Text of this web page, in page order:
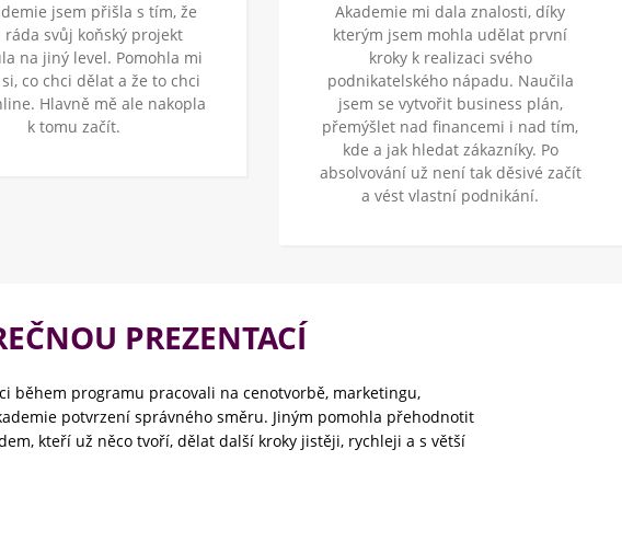
jsem přišla s tím, že
ráda svůj koňský projekt
na jiný level. Pomohla mi
co chci dělat a že to chci
Hlavně mě ale nakopla
k tomu začít.
Akademie mi dala znalosti, díky
kterým jsem mohla udělat první
kroky k realizaci svého
podnikatelského nápadu. Naučila
jsem se vytvořit business plán,
přemýšlet nad financemi i nad tím,
kde a jak hledat zákazníky. Po
absolvování už není tak děsivé začít
a vést vlastní podnikání.
PREZENTACÍ
během programu pracovali na cenotvorbě, marketingu,
potvrzení správného směru. Jiným pomohla přehodnotit
kteří už něco tvoří, dělat další kroky jistěji, rychleji a s větší